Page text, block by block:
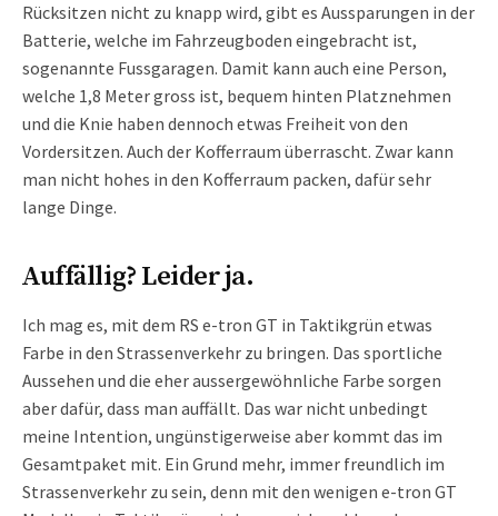
Rücksitzen nicht zu knapp wird, gibt es Aussparungen in der
Batterie, welche im Fahrzeugboden eingebracht ist,
sogenannte Fussgaragen. Damit kann auch eine Person,
welche 1,8 Meter gross ist, bequem hinten Platznehmen
und die Knie haben dennoch etwas Freiheit von den
Vordersitzen. Auch der Kofferraum überrascht. Zwar kann
man nicht hohes in den Kofferraum packen, dafür sehr
lange Dinge.
Auffällig? Leider ja.
Ich mag es, mit dem RS e-tron GT in Taktikgrün etwas
Farbe in den Strassenverkehr zu bringen. Das sportliche
Aussehen und die eher aussergewöhnliche Farbe sorgen
aber dafür, dass man auffällt. Das war nicht unbedingt
meine Intention, ungünstigerweise aber kommt das im
Gesamtpaket mit. Ein Grund mehr, immer freundlich im
Strassenverkehr zu sein, denn mit den wenigen e-tron GT